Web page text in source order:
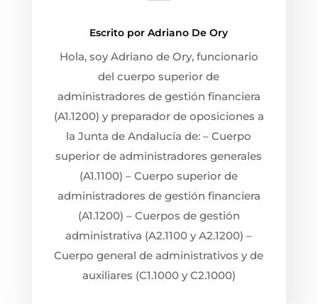
Escrito porAdriano De Ory
Hola, soy Adriano de Ory, funcionario
del cuerpo superior de
administradores de gestión financiera
(A1.1200) y preparador de oposiciones a
la Junta de Andalucía de: – Cuerpo
superior de administradores generales
(A1.1100) – Cuerpo superior de
administradores de gestión financiera
(A1.1200) – Cuerpos de gestión
administrativa (A2.1100 y A2.1200) –
Cuerpo general de administrativos y de
auxiliares (C1.1000 y C2.1000)